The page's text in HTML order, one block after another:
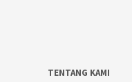
TENTANG KAMI